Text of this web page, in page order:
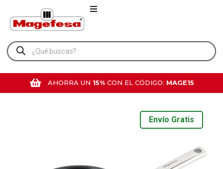
AHORRA UN 15%CON EL CÓDIGO: MAGE15
Envío Gratis